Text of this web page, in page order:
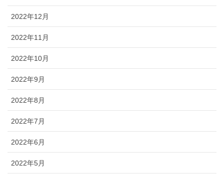
2022年12月
2022年11月
2022年10月
2022年9月
2022年8月
2022年7月
2022年6月
2022年5月